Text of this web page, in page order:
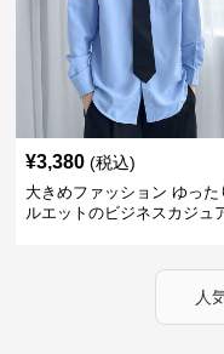
¥3,380 (税込)
大きめファッション ゆった
ルエットのビジネスカジュ
人